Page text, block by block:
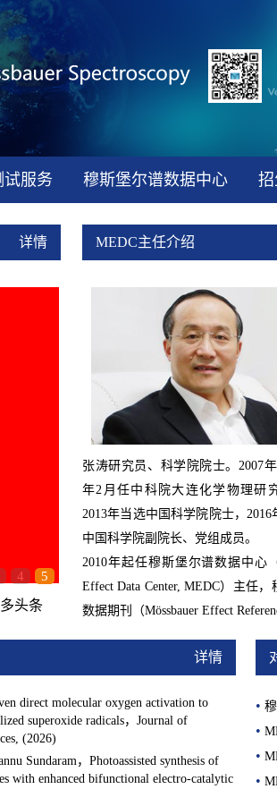
试服务 穆斯堡尔谱数据中心
详情
4 5
头条
MEDC主任介绍
张涛研究员、科学院院士。2007
年2月任中科院大连化学物理研
2013年当选中国科学院院士，2016
中国科学院副院长、党组成员。
2010年起任穆斯堡尔谱数据中心
Effect Data Center, MEDC） 主任，
数据期刊
（Mössbauer Effect
详情
direct molecular oxygen activation to
superoxide radicals，Journal of
(2026)
Sundaram，Photoassisted synthesis of
with enhanced bifunctional electro-catalytic
•
•
•
•